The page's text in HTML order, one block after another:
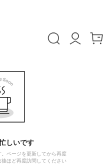
しいです
ページを更新してから再度
ほど再度訪問してください